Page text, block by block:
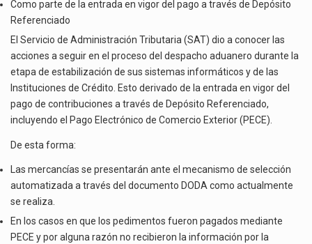
La inversión fija bruta en México registró un aumento de 1.1% interanual en mayo de…
El gobierno de Estados Unidos anunciará un arancel del 15 % sobre los productos fabricados…
El Departamento de Agricultura de Estados Unidos (USDA) suspendió el 5 de agosto de 2026…
POR
SISTEMAS
INFORMÁTICOS
Como parte de la entrada en vigor del pago a través de Depósito
Referenciado
El Servicio de Administración Tributaria (SAT) dio a conocer las
acciones a seguir en el proceso del despacho aduanero durante la
etapa de estabilización de sus sistemas informáticos y de las
Instituciones de Crédito. Esto derivado de la entrada en vigor del
pago de contribuciones a través de Depósito Referenciado,
incluyendo el Pago Electrónico de Comercio Exterior (PECE).
De esta forma:
Las mercancías se presentarán ante el mecanismo de selección
automatizada a través del documento DODA como actualmente
se realiza.
En los casos en que los pedimentos fueron pagados mediante
PECE y por alguna razón no recibieron la información por la